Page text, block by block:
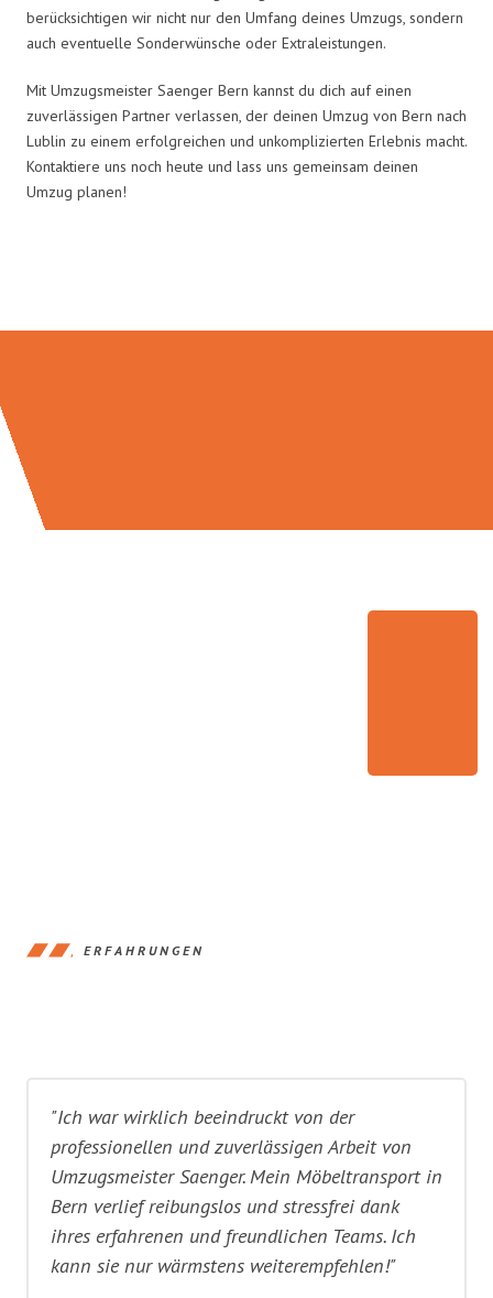
berücksichtigen wir nicht nur den Umfang deines Umzugs, sondern
auch eventuelle Sonderwünsche oder Extraleistungen.
Mit Umzugsmeister Saenger Bern kannst du dich auf einen
zuverlässigen Partner verlassen, der deinen Umzug von Bern nach
Lublin zu einem erfolgreichen und unkomplizierten Erlebnis macht.
Kontaktiere uns noch heute und lass uns gemeinsam deinen
Umzug planen!
ERFAHRUNGEN
"Ich war wirklich beeindruckt von der
professionellen und zuverlässigen Arbeit von
Umzugsmeister Saenger. Mein Möbeltransport in
Bern verlief reibungslos und stressfrei dank
ihres erfahrenen und freundlichen Teams. Ich
kann sie nur wärmstens weiterempfehlen!"